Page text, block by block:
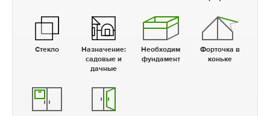
Стекло
Назначение:
садовые и
дачные
Необходим
фундамент
Форточка в
коньке